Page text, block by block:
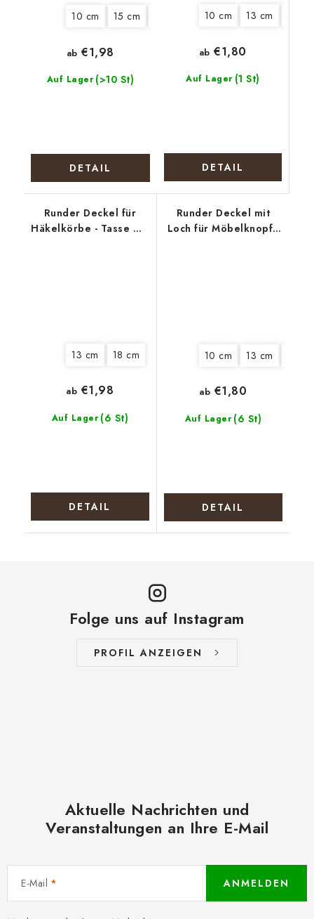
10 cm 15 cm
Auf Lager (>10 St)
ab €1,98
DETAIL
10 cm 13 cm
Auf Lager (1 St)
ab €1,80
DETAIL
Runder Deckel für
Häkelkörbe - Tasse mit
13 cm 18 cm
Auf Lager (6 St)
ab €1,98
DETAIL
Runder Deckel mit
Loch für Möbelknopf -
10 cm 13 cm
Auf Lager (6 St)
ab €1,80
DETAIL
Folge uns auf Instagram
PROFIL ANZEIGEN
Aktuelle Nachrichten und
Veranstaltungen an Ihre E-Mail
E-Mail ANMELDEN